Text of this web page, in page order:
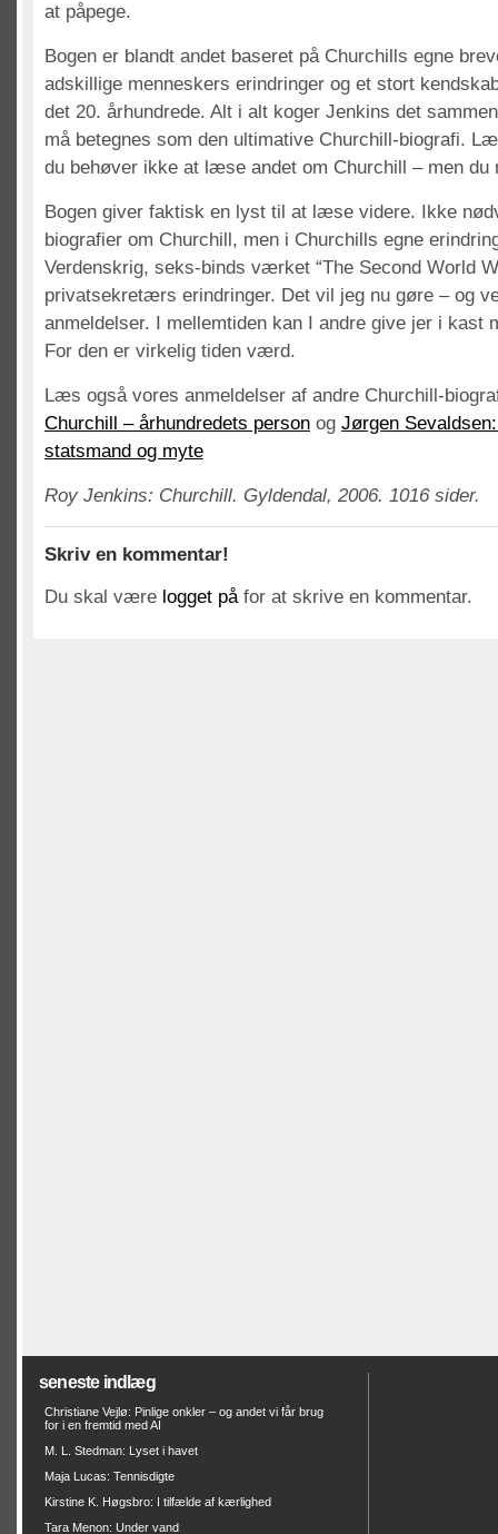
at påpege.
Bogen er blandt andet baseret på Churchills egne
adskillige menneskers erindringer og et stort
det 20. århundrede. Alt i alt koger Jenkins det
må betegnes som den ultimative Churchill-biografi.
du behøver ikke at læse andet om Churchill – men du
Bogen giver faktisk en lyst til at læse videre. Ikke
biografier om Churchill, men i Churchills egne
Verdenskrig, seks-binds værket “The Second World
privatsekretærs erindringer. Det vil jeg nu gøre – og
anmeldelser. I mellemtiden kan I andre give jer i kast
For den er virkelig tiden værd.
Læs også vores anmeldelser af andre Churchill-
Churchill – århundredets person og Jørgen
statsmand og myte
Roy Jenkins: Churchill. Gyldendal, 2006. 1016 sider.
Skriv en kommentar!
Du skal være logget påfor at skrive en kommentar.
seneste indlæg
Christiane Vejlø: Pinlige onkler – og andet vi får brug
for i en fremtid med AI
M. L. Stedman: Lyset i havet
Maja Lucas: Tennisdigte
Kirstine K. Høgsbro: I tilfælde af kærlighed
Tara Menon: Under vand